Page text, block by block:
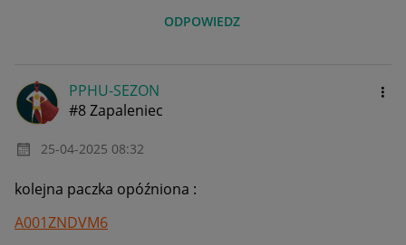
ODPOWIEDZ
PPHU-SEZON
#8 Zapaleniec
‎25-04-2025 08:32
kolejna paczka opóźniona :
A001ZNDVM6